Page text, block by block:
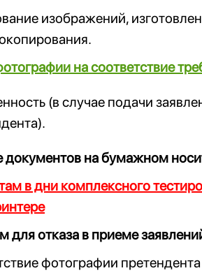
изображений,
на соответствие
(в случае подачи
документов на бумажном
в дни комплексного
для отказа в приеме
фотографии